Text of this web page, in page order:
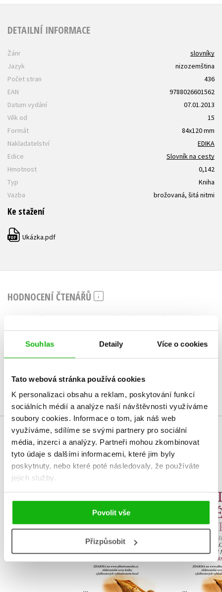
Souhlas Detaily Více o cookies
Tato webová stránka používá cookies
K personalizaci obsahu a reklam, poskytování funkcí
sociálních médií a analýze naší návštěvnosti využíváme
soubory cookies. Informace o tom, jak náš web
využíváme, sdílíme se svými partnery pro sociální
média, inzerci a analýzy. Partneři mohou zkombinovat
tyto údaje s dalšími informacemi, které jim byly
poskytnuty, nebo které poté následovaly, že používáte
jejich služby.
Povolit vše
Přizpůsobit
DETAILNÍ INFORMACE
Žánr
slovníky
Jazyk
nizozemština
Počet stran
436
EAN
9788026601562
Datum vydání
07.01.2013
Věk od
15
Formát
84x120 mm
Nakladatelství
EDIKA
Edice
Slovník na cesty
Hmotnost
0,142
Typ
Kniha
Vazba
brožovaná, šitá nitmi
Ke stažení
PDF Ukázka.pdf
HODNOCENÍ ČTENÁŘŮ
V současné době nejsou vytvořena žádná uživatelská hodnocení.
Vaše hodnocení
MOHLO BY VÁS TAKÉ ZAJÍMAT
Pravidla českého
pravopisu
TZ-one
Do košíku
Pravidla
TZ-
Do